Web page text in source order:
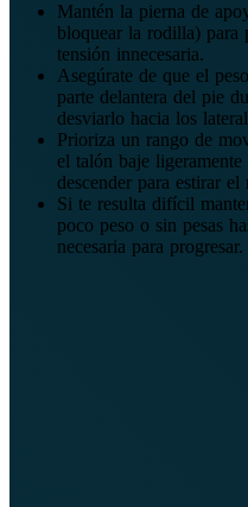
Mantén la pierna de
bloquear la rodilla) para
tensión innecesaria.
Asegúrate de que el
parte delantera del pie
desviarlo hacia los
Prioriza un rango de
el talón baje
descender para estirar
Si te resulta difícil
poco peso o sin pesas
necesaria para progresar.